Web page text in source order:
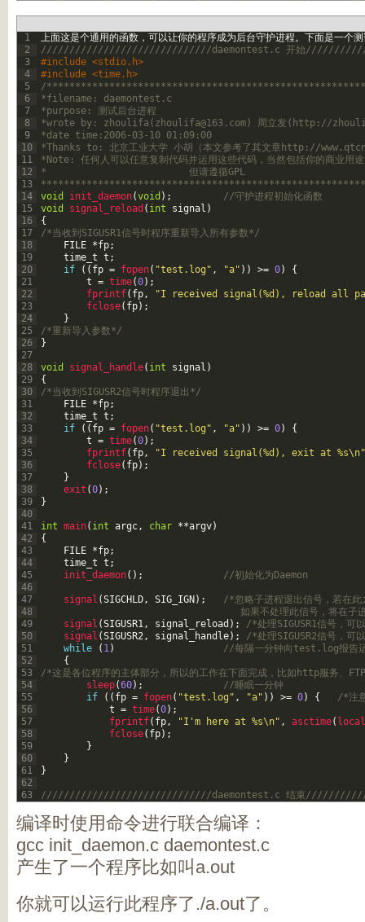
1
2
3
4
5
6
7
8
9
10
11
12
13
14
15
16
17
18
19
20
21
22
23
24
25
26
27
28
29
30
31
32
33
34
35
36
37
38
39
40
41
42
43
44
45
46
47
48
49
50
51
52
53
54
55
56
57
58
59
60
61
62
63
上面这是个通用的函数，可以让你的程序成为后台守护进程。下面是一个
//////////////////////////////daemontest.c 开始
#include <stdio.h>
#include <time.h>
/
*filename: daemontest.c
*purpose: 测试后台进程
*wrote by: zhoulifa( zhoulifa@163.com ) 周立发(http://
*date time:2006-03-10 01:09:00
*Thanks to: 北京工业大学 小胡（本文参考了其文章http://
*Note: 任何人可以任意复制代码并运用这些代码，当然包括你的商业用途
*                         但请遵循GPL
void
init_daemon(void ) ;
//守护进程初始化函数
void
signal_reload ( int signal )
{
/*当收到SIGUSR1信号时程序重新导入所有参数*/
FILE *fp;
time t t ;
if
( ( fp = fopen( "test.log" , "a" ) ) >= 0)
{
t = time(0) ;
fprintf( fp,
"I received signal(%d), reload all
fclose( fp) ;
}
/*重新导入参数*/
}
void signal_handle( int signal )
{
/*当收到SIGUSR2信号时程序退出*/
FILE *fp;
time t t ;
if
( ( fp = fopen( "test.log" , "a" ) ) >= 0)
{
t = time(0) ;
fprintf( fp,
"I received signal(%d), exit at %s\n"
fclose( fp) ;
}
exit (0) ;
}
int main( int argc, char **argv)
{
FILE *fp;
time t t ;
init_daemon( ) ; //初始化为Daemon
signal (SIGCHLD, SIG_IGN ) ;
/*忽略子进程退出信号，若在此
如果不处理此信号，将
signal (SIGUSR1, signal_reload ) ;
/*处理SIGUSR1信号，可
signal (SIGUSR2, signal_handle) ;
/*处理SIGUSR2信号，可
while
( 1)
//每隔一分钟向test.log报告
{
/*这是各位程序的主体部分，所以的工作在下面完成，比如http服务、
sleep(60) ;
//睡眠一分钟
if
( ( fp = fopen( "test.log" , "a" ) ) >= 0) {
/*注
t = time(0) ;
fprintf( fp, "I'm here at %s\n" , asctime(
fclose( fp) ;
}
}
}
//////////////////////////////daemontest.c 结束
编译时使用命令进行联合编译：
gcc init_daemon.c daemontest.c
产生了一个程序比如叫a.out
你就可以运行此程序了./a.out了。